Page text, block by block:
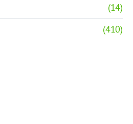
(14)
(410)